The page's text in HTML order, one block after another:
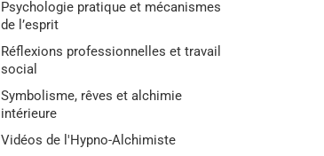
Psychologie pratique et mécanismes
de l’esprit
Réflexions professionnelles et travail
social
Symbolisme, rêves et alchimie
intérieure
Vidéos de l'Hypno-Alchimiste